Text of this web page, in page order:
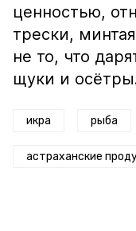
ценностью,
трески,
не то, что
щуки и
икра рыба
астраханские